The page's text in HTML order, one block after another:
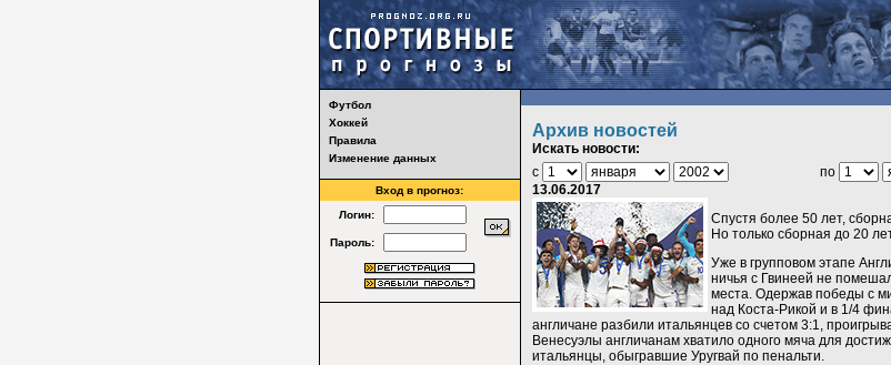
Футбол
Хоккей
Правила
Изменение данных
Вход в прогноз:
Логин:
Пароль:
Архив новостей
Искать новости:
с
по
13.06.2017
Спустя более 50 лет,
Но только сборная до 20
Уже в групповом этапе
ничья с Гвинеей не
места. Одержав победы с
над Коста-Рикой и в 1/4
англичане разбили итальянцев со счетом 3:1,
Венесуэлы англичанам хватило одного мяча для
итальянцы, обыгравшие Уругвай по пенальти.